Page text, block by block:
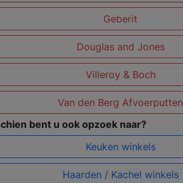
Geberit
Douglas and Jones
Villeroy & Boch
Van den Berg Afvoerputten
bent u ook opzoek naar?
Keuken winkels
Haarden / Kachel winkels